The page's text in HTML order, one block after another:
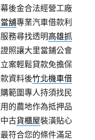
後金合法經營工廠
舖專業汽車借款利
務尋找透明高雄抓
照讓大里當鋪公會
案輕鬆貸款免擔保
資料後竹北機車借
範圍專人持須找民
的農地作為抵押品
古貨櫃屋裝潢貼心
符合您的條件滿足